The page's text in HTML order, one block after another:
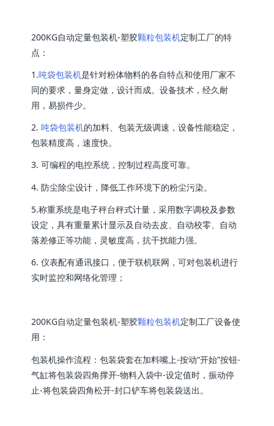
200KG自动定量包装机-塑胶颗粒包装机定制工厂的特
点：
1.吨袋包装机是针对粉体物料的各自特点和使用厂家不
同的要求，量身定做，设计而成。设备技术，经久耐
用，易损件少。
2. 吨袋包装机的加料、包装无级调速，设备性能稳定，
包装精度高，速度快。
3. 可编程的电控系统，控制过程高度可靠。
4. 防尘除尘设计，降低工作环境下的粉尘污染。
5.称重系统是电子秤台秤式计量，采用数字调校及参数
设定，具有重量累计显示及自动去皮、自动校零、自动
落差修正等功能，灵敏度高，抗干扰能力强。
6. 仪表配有通讯接口，便于联机联网，可对包装机进行
实时监控和网络化管理；
200KG自动定量包装机-塑胶颗粒包装机定制工厂设备使
用：
包装机操作流程：包装袋套在加料嘴上-按动“开始”按钮-
气缸将包装袋四角撑开-物料入袋中-设定值时，振动停
止-将包装袋四角松开-封口铲车将包装袋送出。